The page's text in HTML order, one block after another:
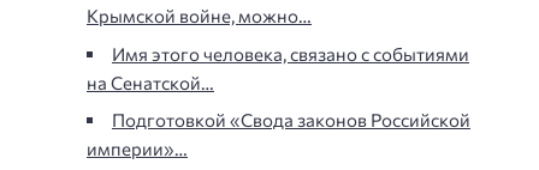
Крымской войне, можно…
Имя этого человека, связано с событиями
на Сенатской…
Подготовкой «Свода законов Российской
империи»…